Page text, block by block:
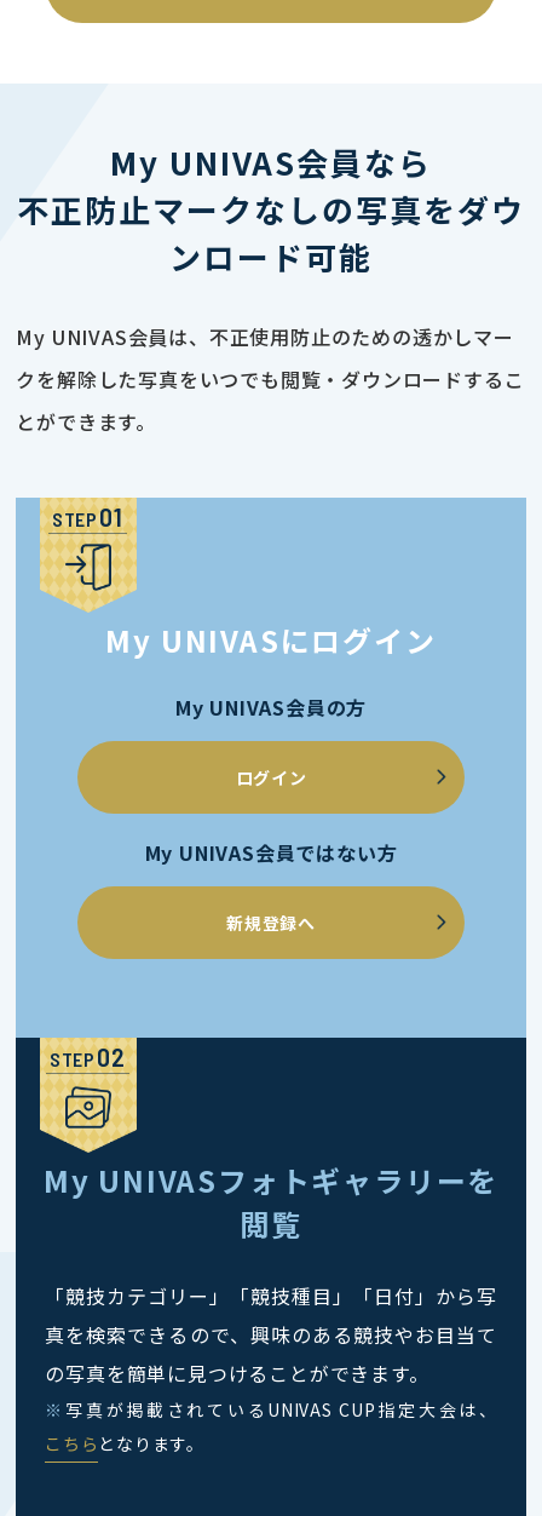
My UNIVAS会員なら
不正防止マークなしの写真をダウ
ンロード可能
My UNIVAS会員は、不正使用防止のための透かしマー
クを解除した写真をいつでも閲覧・ダウンロードするこ
とができます。
STEP
My UNIVASにログイン
My UNIVAS会員の方
ログイン
My UNIVAS会員ではない方
新規登録へ
STEP
My UNIVASフォトギャラリーを
閲覧
「競技カテゴリー」「競技種目」「日付」から写
真を検索できるので、興味のある競技やお目当て
の写真を簡単に見つけることができます。
※ 写真が掲載されているUNIVAS CUP指定大会は、
こちら となります。